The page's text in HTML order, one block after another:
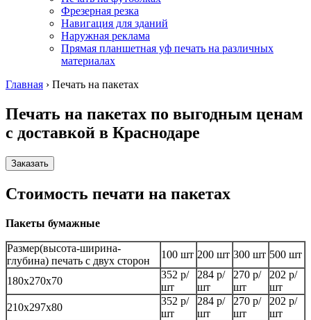
Фрезерная резка
Навигация для зданий
Наружная реклама
Прямая планшетная уф печать на различных
материалах
Главная › Печать на пакетах
Печать на пакетах по выгодным ценам
с доставкой в Краснодаре
Заказать
Стоимость печати на пакетах
Пакеты бумажные
Размер(высота-ширина-
глубина) печать с двух сторон
100 шт 200 шт 300 шт 500 шт
180х270х70
352 р/
шт
284 р/
шт
270 р/
шт
202 р/
шт
210x297x80
352 р/
шт
284 р/
шт
270 р/
шт
202 р/
шт